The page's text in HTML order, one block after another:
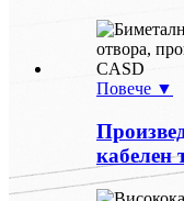
Повече ▼
кабелен